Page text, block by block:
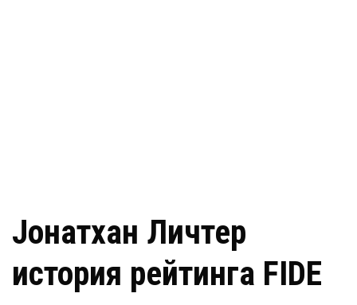
Jонатхан Личтер
история рейтинга FIDE